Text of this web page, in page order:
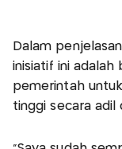
Dalam
inisiatif ini adalah
pemerintah
tinggi secara adil